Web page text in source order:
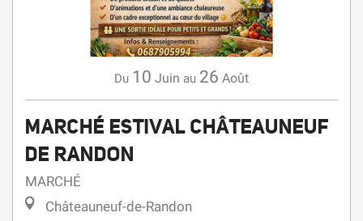
Du 10 Juin au 26 Août
MARCHÉ ESTIVAL CHÂTEAUNEUF
DE RANDON
MARCHÉ
Châteauneuf-de-Randon